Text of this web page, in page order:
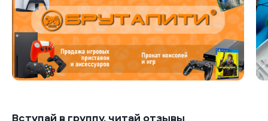
Вступай в группу, читай отзывы